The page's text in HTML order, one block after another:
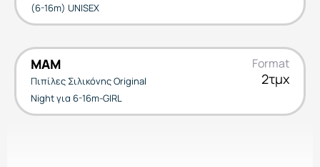
(6-16m) UNISEX
MAM
Πιπίλες Σιλικόνης Original
Night για 6-16m-GIRL
Format
2τμχ